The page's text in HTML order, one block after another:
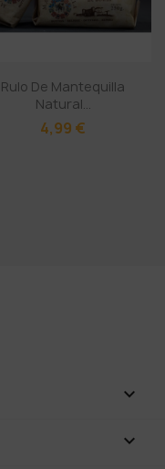
Rulo De Mantequilla
Natural...
4,99 €

